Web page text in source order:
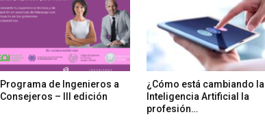
Programa de Ingenieros a
Consejeros – III edición
¿Cómo está cambiando la
Inteligencia Artificial la
profesión…